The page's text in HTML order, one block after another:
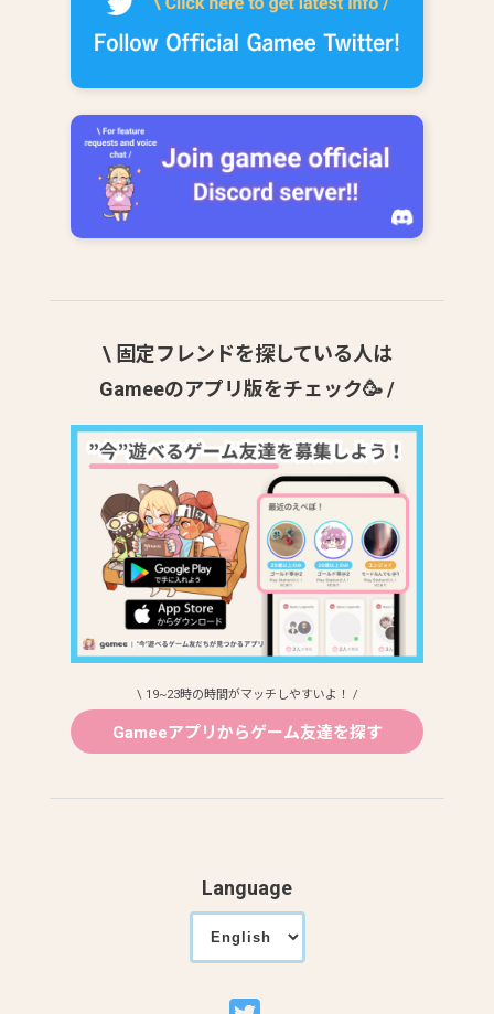
\ 固定フレンドを探している人は
Gameeのアプリ版をチェック🥳 /
\ 19~23時の時間がマッチしやすいよ！ /
Gameeアプリからゲーム友達を探す
Language